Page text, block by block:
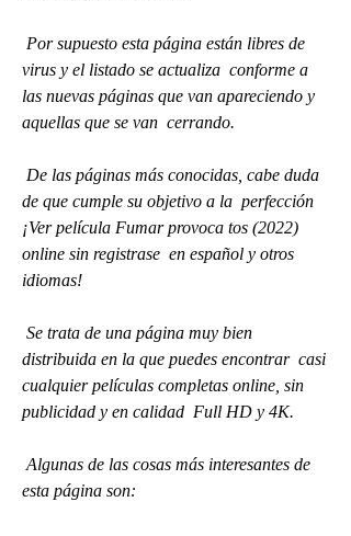
virus y el listado se actualiza  conforme a
las nuevas páginas que van apareciendo y
aquellas que se van  cerrando.
de que cumple su objetivo a la  perfección
¡Ver película Fumar provoca tos (2022)
online sin registrase  en español y otros
idiomas!
distribuida en la que puedes encontrar  casi
cualquier películas completas online, sin
publicidad y en calidad  Full HD y 4K.
esta página son: